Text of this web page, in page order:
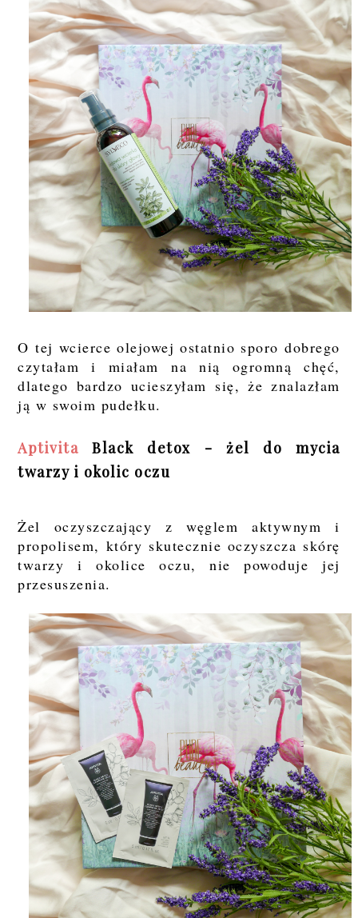
O tej wcierce olejowej ostatnio sporo dobrego
czytałam i miałam na nią ogromną chęć,
dlatego bardzo ucieszyłam się, że znalazłam
ją w swoim pudełku.
Aptivita Black detox - żel do mycia
twarzy i okolic oczu
Żel oczyszczający z węglem aktywnym i
propolisem, który skutecznie oczyszcza skórę
twarzy i okolice oczu, nie powoduje jej
przesuszenia.